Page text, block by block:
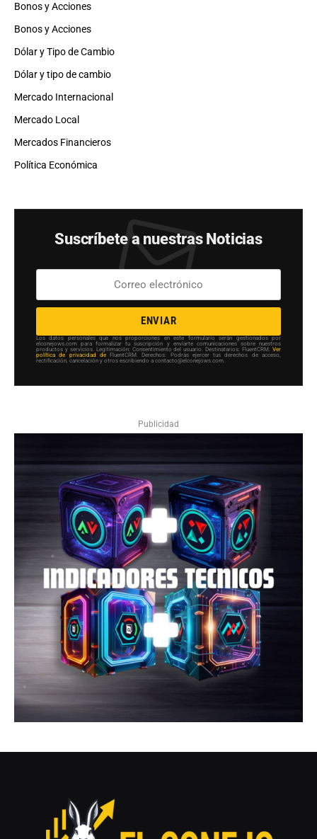
Bonos y Acciones
Bonos y Acciones
Dólar y Tipo de Cambio
Dólar y tipo de cambio
Mercado Internacional
Mercado Local
Mercados Financieros
Política Económica
Suscríbete a nuestras Noticias
ENVIAR
Los datos personales que nos proporciones en este formulario serán gestionados por
elconejows.com para formalizar tu suscripción y enviarte comunicaciones sobre nuestros
productos y servicios. Legitimación: Consentimiento del usuario. Destinatarios: FluentCRM. Ver
política de privacidad de FluentCRM. Derechos: Podrás ejercer tus derechos de acceso,
rectificación, cancelación y otros escribiendo a contacto@elconejows.com.
Publicidad